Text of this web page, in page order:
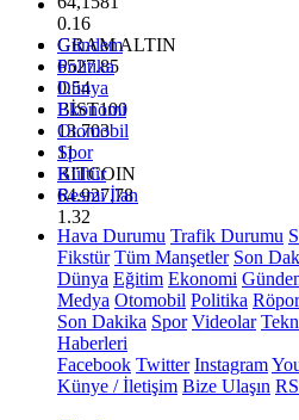
0.16
GRAM ALTIN
6527.85
0.54
BİST100
13.703
11
BITCOIN
64.927,78
1.32
Gündem
Politika
Dünya
Ekonomi
Otomobil
Spor
Kültür
Resmi İlan
Hava Durumu Trafik Durumu
Fikstür Tüm Manşetler Son
Dünya Eğitim Ekonomi
Medya Otomobil Politika
Son Dakika Spor Videolar
Haberleri
Facebook Twitter Instagram
Künye / İletişim Bize Ulaşın